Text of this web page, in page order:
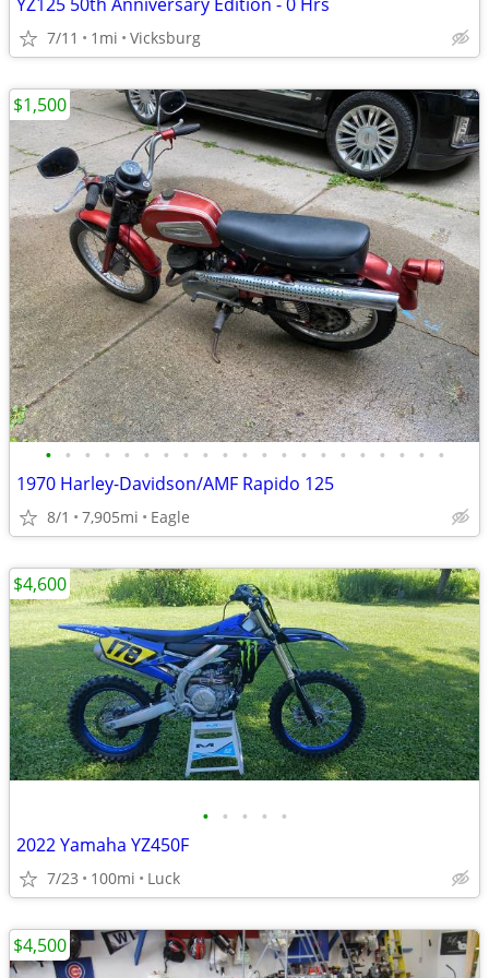
7/11 1mi Vicksburg
• • • • • • • • • • • • • • • • • • • • •
1970 Harley-Davidson/AMF Rapido 125
8/1 7,905mi Eagle
$1,500
• • • • •
2022 Yamaha YZ450F
7/23 100mi Luck
$4,600
$4,500